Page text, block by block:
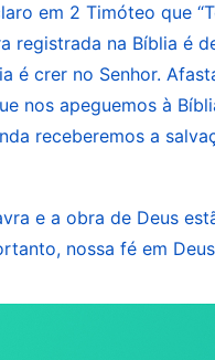
de percorrer
O adorem
a obra de Deus,
em 2 Timóteo que
registrada na Bíblia é
é crer no Senhor.
nos apeguemos à
receberemos a
e a obra de Deus
nossa fé em